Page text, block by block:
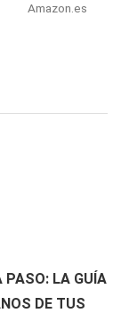
Amazon.es
PASO: LA GUÍA
DE TUS